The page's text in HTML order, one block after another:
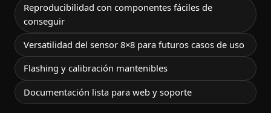
Reproducibilidad con componentes fáciles de
conseguir
Versatilidad del sensor 8×8 para futuros casos de uso
Flashing y calibración mantenibles
Documentación lista para web y soporte